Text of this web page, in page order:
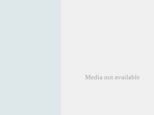
Media not available